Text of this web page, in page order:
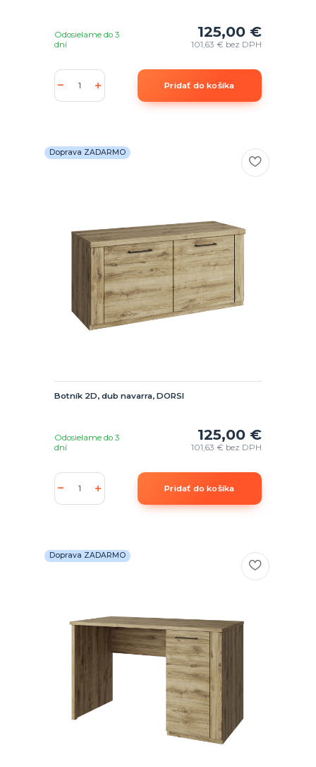
125,00 €
101,63 € bez DPH
Odosielame do 3
dní
Pridať do košíka
Doprava ZADARMO
Botník 2D, dub navarra, DORSI
125,00 €
101,63 € bez DPH
Odosielame do 3
dní
Pridať do košíka
Doprava ZADARMO